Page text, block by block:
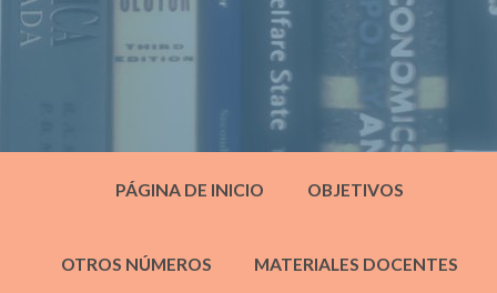
PÁGINA DE INICIO OBJETIVOS
OTROS NÚMEROS MATERIALES DOCENTES